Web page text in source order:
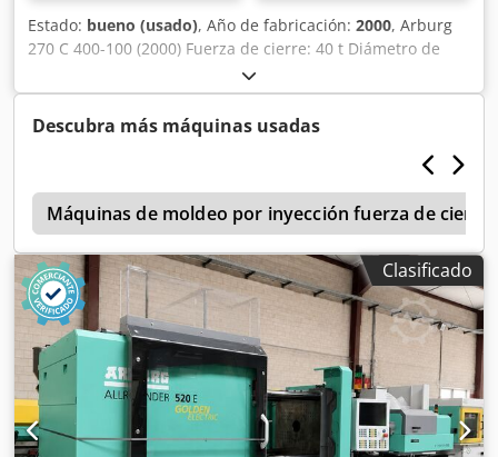
Estado: bueno (usado), Año de fabricación: 2000, Arburg
270 C 400-100 (2000) Fuerza de cierre: 40 t Diámetro de
husillo: 20 mm Distancia entre columnas: 270 x 269 mm
Peso: 25 g Tipo: horizontal Dcsdpfexqfi Aox Agfsk
Accionamiento: hidráulico Horas: 138000 h
Descubra más máquinas usadas
Máquinas de moldeo por inyección fuerza de cierre
Clasificado